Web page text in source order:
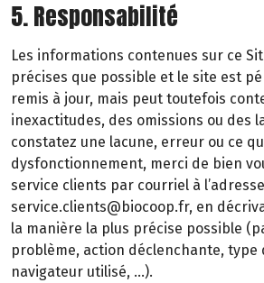
5. Responsabilité
Les informations contenues sur ce
précises que possible et le site est
remis à jour, mais peut toutefois
inexactitudes, des omissions ou des
constatez une lacune, erreur ou ce
dysfonctionnement, merci de bien
service clients par courriel à
service.clients@biocoop.fr, en
la manière la plus précise possible
problème, action déclenchante,
navigateur utilisé, …).